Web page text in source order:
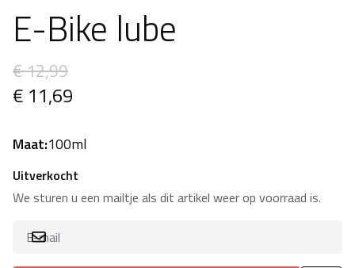
E-Bike lube
€ 12,99
€ 11,69
Maat:100ml
Uitverkocht
We sturen u een mailtje als dit artikel weer op voorraad is.